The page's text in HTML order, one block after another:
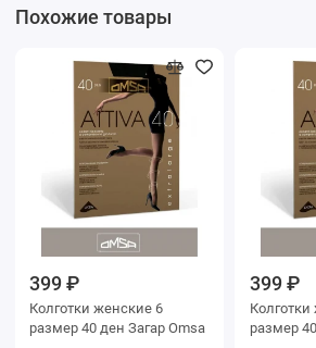
Похожие товары
399 ₽
Колготки женские 6
размер 40 ден Загар Omsa
399 ₽
Колготки женские 6
размер 40 ден